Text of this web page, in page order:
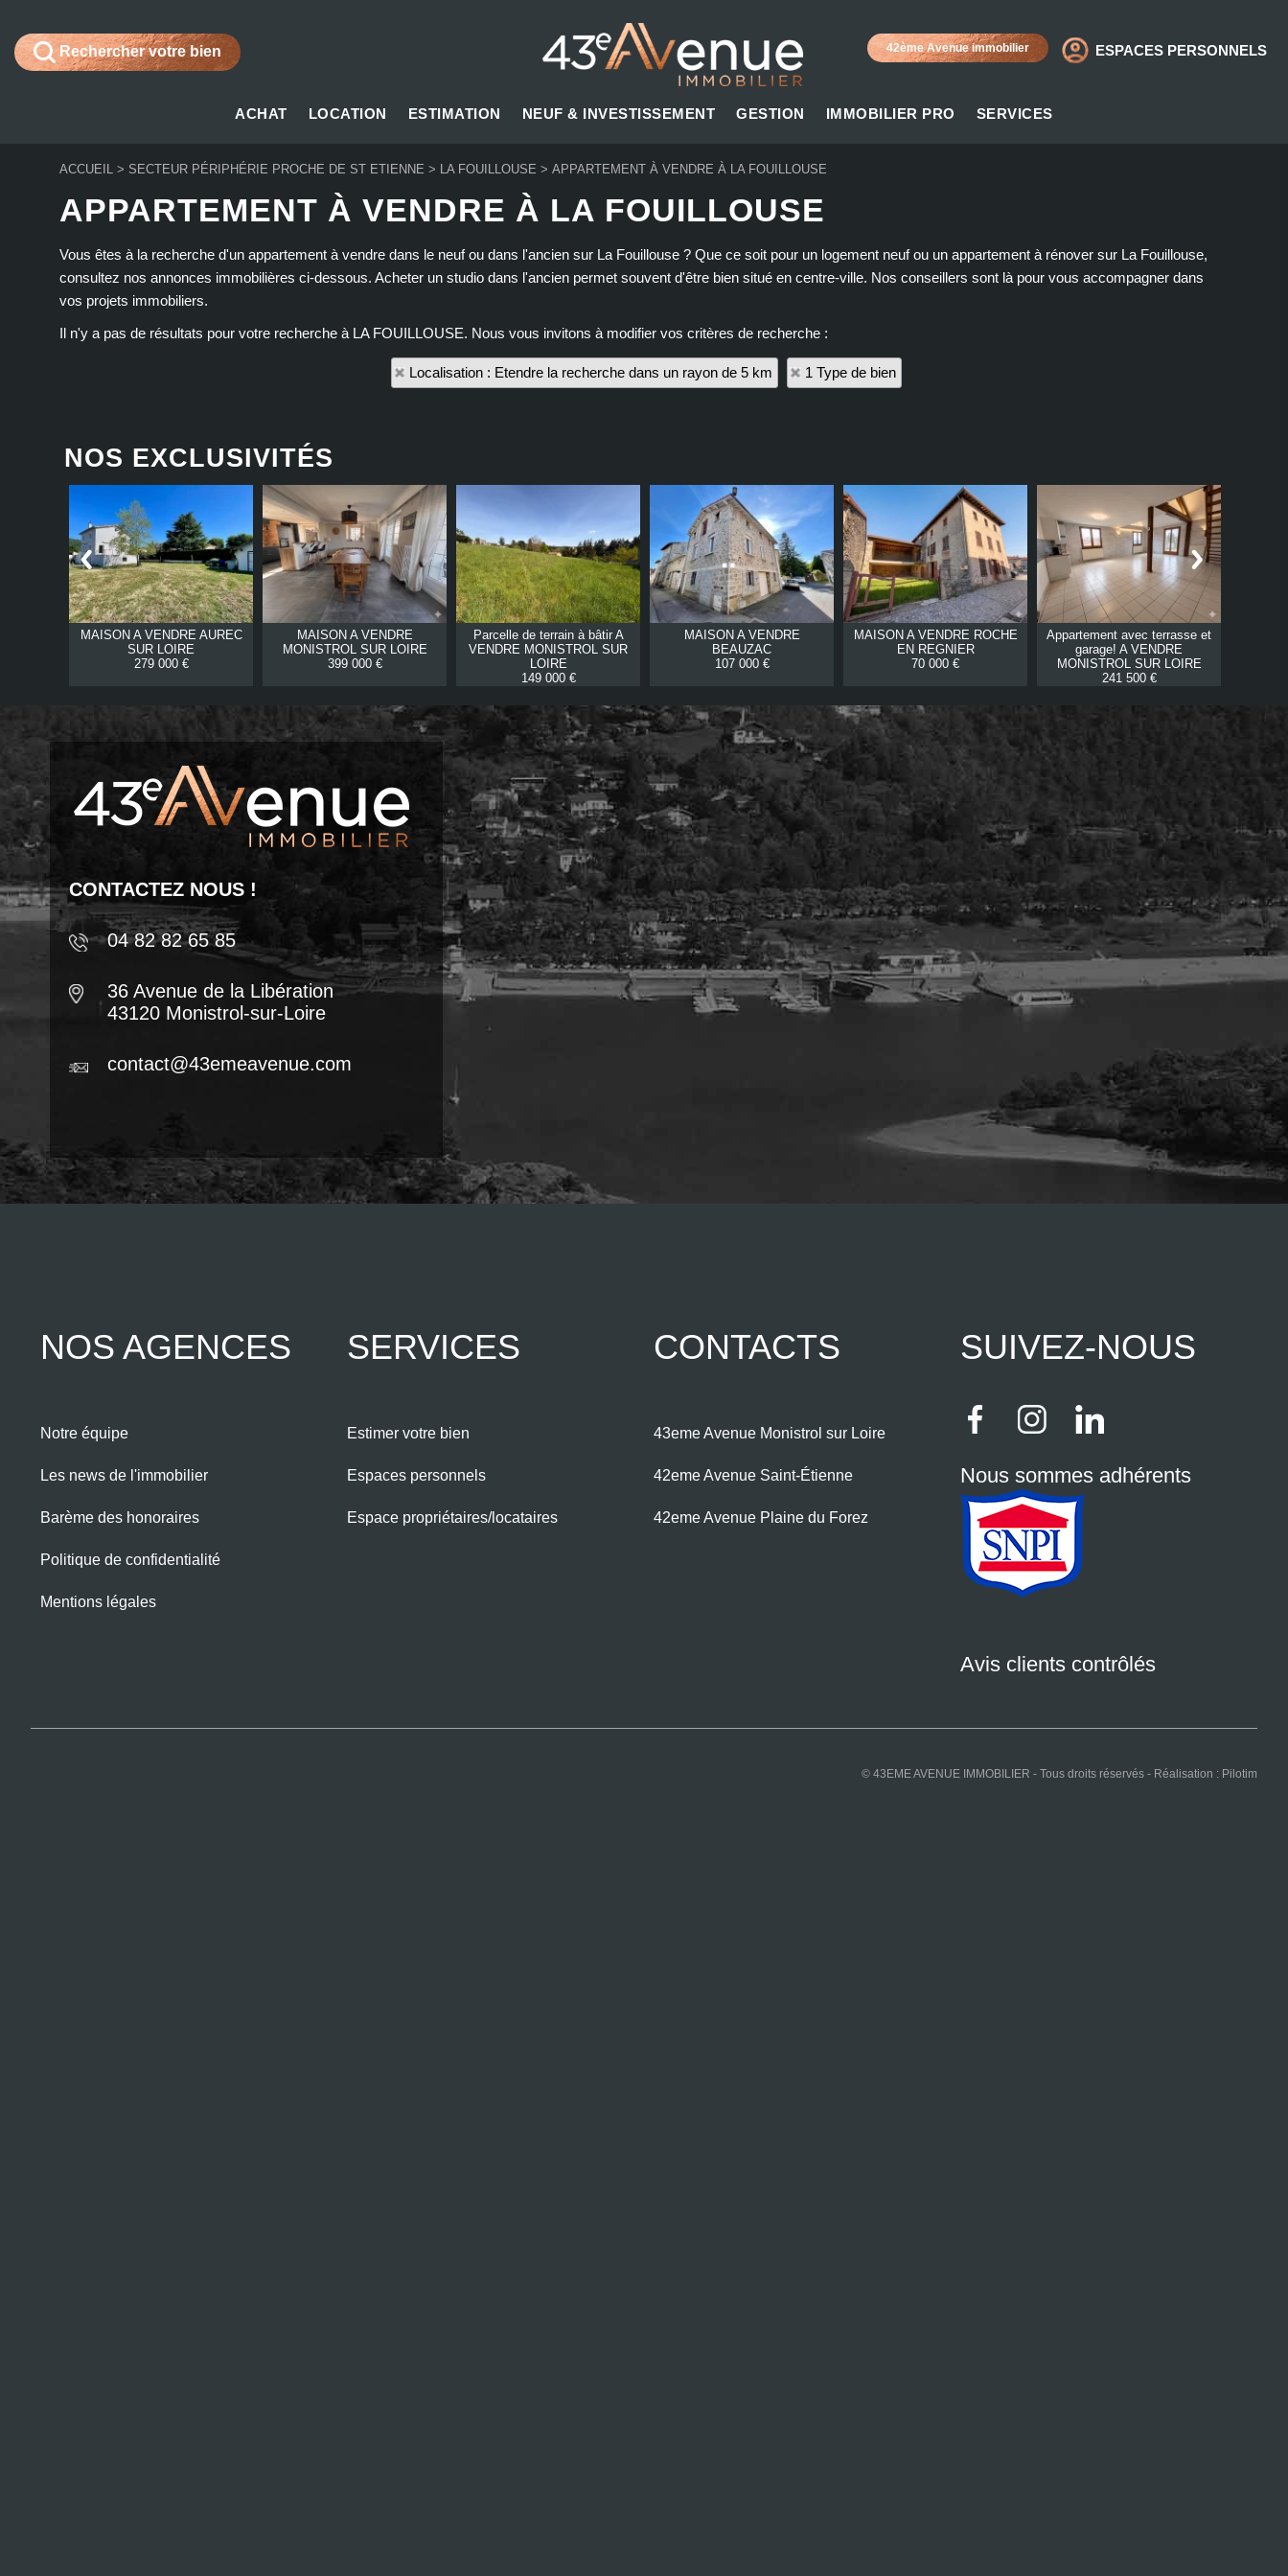
Rechercher votre bien 42ème Avenue immobilier ESPACES PERSONNELS
ACHAT LOCATION ESTIMATION NEUF & INVESTISSEMENT GESTION IMMOBILIER PRO SERVICES
ACCUEIL > SECTEUR PÉRIPHÉRIE PROCHE DE ST ETIENNE > LA FOUILLOUSE > APPARTEMENT À VENDRE À LA FOUILLOUSE
APPARTEMENT À VENDRE À LA FOUILLOUSE
Vous êtes à la recherche d'un appartement à vendre dans le neuf ou dans l'ancien sur La Fouillouse ? Que ce soit pour un logement neuf ou un appartement à rénover sur La Fouillouse,
consultez nos annonces immobilières ci-dessous. Acheter un studio dans l'ancien permet souvent d'être bien situé en centre-ville. Nos conseillers sont là pour vous accompagner dans
vos projets immobiliers.
Il n'y a pas de résultats pour votre recherche à LA FOUILLOUSE. Nous vous invitons à modifier vos critères de recherche :
Localisation : Etendre la recherche dans un rayon de 5 km 1 Type de bien
NOS EXCLUSIVITÉS
MAISON A VENDRE AUREC
SUR LOIRE
279 000 €
MAISON A VENDRE
MONISTROL SUR LOIRE
399 000 €
Parcelle de terrain à bâtir A
VENDRE MONISTROL SUR
LOIRE
149 000 €
MAISON A VENDRE
BEAUZAC
107 000 €
MAISON A VENDRE ROCHE
EN REGNIER
70 000 €
Appartement avec terrasse et
garage! A VENDRE
MONISTROL SUR LOIRE
241 500 €
CONTACTEZ NOUS !
04 82 82 65 85
36 Avenue de la Libération
43120 Monistrol-sur-Loire
contact@43emeavenue.com
NOS AGENCES
Notre équipe
Les news de l'immobilier
Barème des honoraires
Politique de confidentialité
Mentions légales
SERVICES
Estimer votre bien
Espaces personnels
Espace propriétaires/locataires
CONTACTS
43eme Avenue Monistrol sur Loire
42eme Avenue Saint-Étienne
42eme Avenue Plaine du Forez
SUIVEZ-NOUS
Nous sommes adhérents
Avis clients contrôlés
© 43EME AVENUE IMMOBILIER - Tous droits réservés - Réalisation : Pilotim